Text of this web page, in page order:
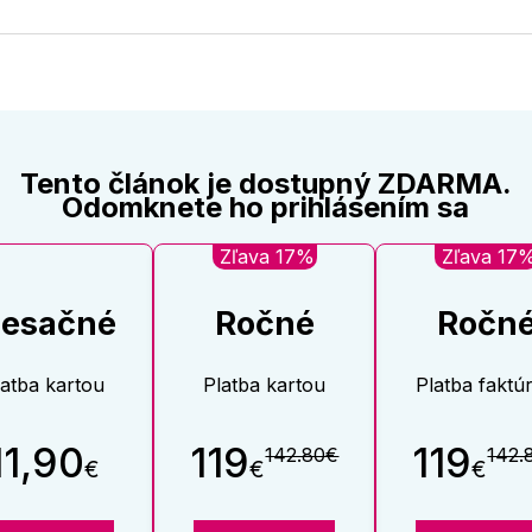
Twitter
Tento článok je dostupný ZDARMA.
Odomknete ho prihlásením sa
kartou
€
Zľava 17%
Ročné
Platba kartou
119€142.80€
Zľava
Platba
119€